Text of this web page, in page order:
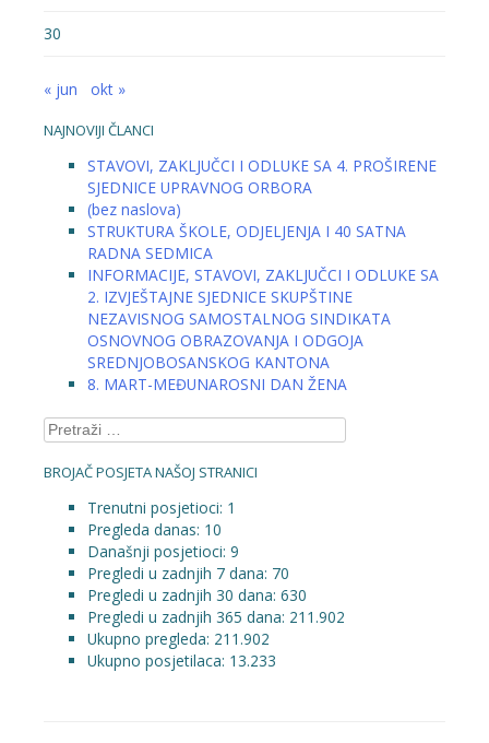
30
« jun okt »
NAJNOVIJI ČLANCI
STAVOVI, ZAKLJUČCI I ODLUKE SA 4. PROŠIRENE
SJEDNICE UPRAVNOG ORBORA
(bez naslova)
STRUKTURA ŠKOLE, ODJELJENJA I 40 SATNA
RADNA SEDMICA
INFORMACIJE, STAVOVI, ZAKLJUČCI I ODLUKE SA
2. IZVJEŠTAJNE SJEDNICE SKUPŠTINE
NEZAVISNOG SAMOSTALNOG SINDIKATA
OSNOVNOG OBRAZOVANJA I ODGOJA
SREDNJOBOSANSKOG KANTONA
8. MART-MEĐUNAROSNI DAN ŽENA
Pretraga:
BROJAČ POSJETA NAŠOJ STRANICI
Trenutni posjetioci: 1
Pregleda danas: 10
Današnji posjetioci: 9
Pregledi u zadnjih 7 dana: 70
Pregledi u zadnjih 30 dana: 630
Pregledi u zadnjih 365 dana: 211.902
Ukupno pregleda: 211.902
Ukupno posjetilaca: 13.233